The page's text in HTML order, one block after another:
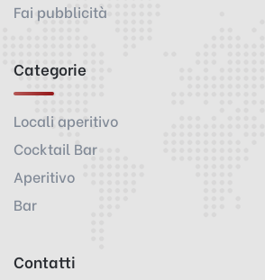
Fai pubblicità
Categorie
Locali aperitivo
Cocktail Bar
Aperitivo
Bar
Contatti